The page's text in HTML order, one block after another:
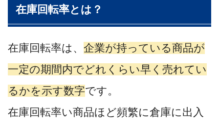
在庫回転率とは？
在庫回転率は、 企業が持っている商品が
一定の期間内でどれくらい早く売れてい
るかを示す数字です。
在庫回転率い商品ほど頻繁に倉庫に出入